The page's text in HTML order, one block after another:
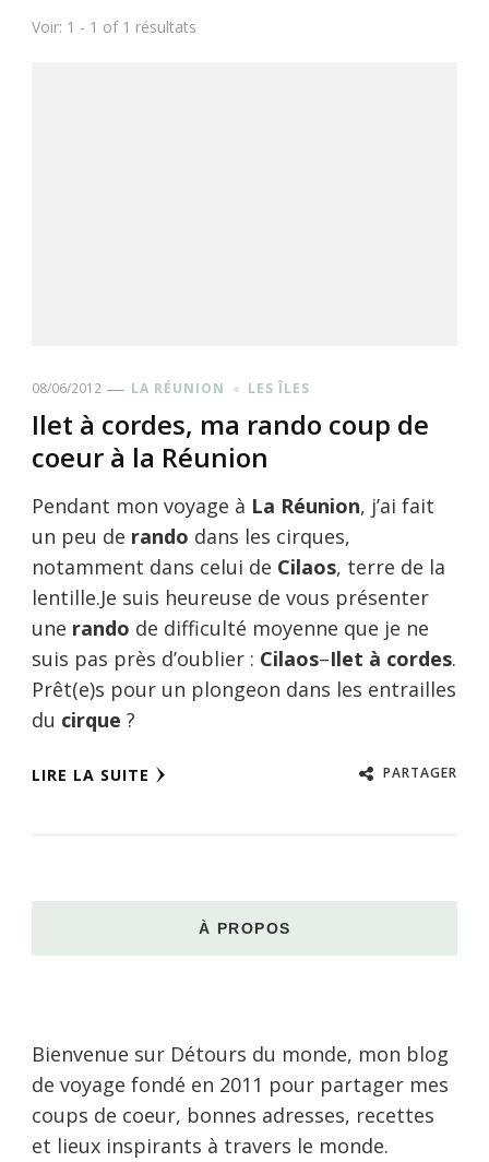
Voir: 1 - 1 of 1 résultats
08/06/2012 LA RÉUNION LES ÎLES
Ilet à cordes, ma rando coup de
coeur à la Réunion
Pendant mon voyage à La Réunion, j’ai fait
un peu de rando dans les cirques,
notamment dans celui de Cilaos, terre de la
lentille.Je suis heureuse de vous présenter
une rando de difficulté moyenne que je ne
suis pas près d’oublier : Cilaos–Ilet à cordes.
Prêt(e)s pour un plongeon dans les entrailles
du cirque ?
LIRE LA SUITE PARTAGER
À PROPOS
Bienvenue sur Détours du monde, mon blog
de voyage fondé en 2011 pour partager mes
coups de coeur, bonnes adresses, recettes
et lieux inspirants à travers le monde.